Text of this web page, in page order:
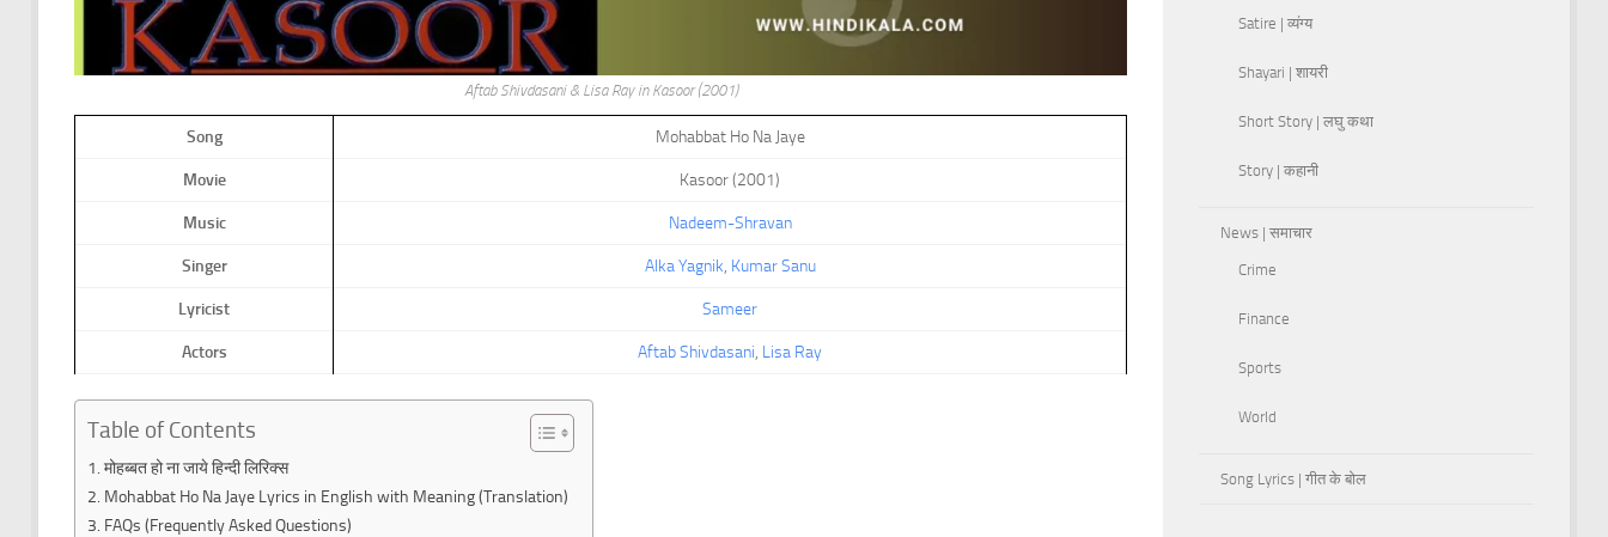
Aftab Shivdasani & Lisa Ray in Kasoor (2001)
Song Mohabbat Ho Na Jaye
Movie Kasoor (2001)
Music Nadeem-Shravan
Singer Alka Yagnik, Kumar Sanu
Lyricist Sameer
Actors Aftab Shivdasani, Lisa Ray
Table of Contents
मोहब्बत हो ना जाये हिन्दी लिरिक्स
Mohabbat Ho Na Jaye Lyrics in English with Meaning (Translation)
FAQs (Frequently Asked Questions)
Satire | व्यंग्य
Shayari | शायरी
Short Story | लघु कथा
Story | कहानी
News | समाचार
Crime
Finance
Sports
World
Song Lyrics | गीत के बोल